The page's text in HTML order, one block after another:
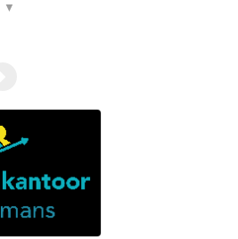
▼